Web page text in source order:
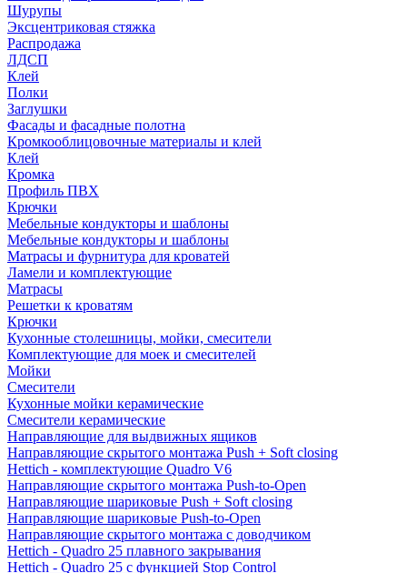
Шурупы
Эксцентриковая стяжка
Распродажа
ЛДСП
Клей
Полки
Заглушки
Фасады и фасадные полотна
Кромкооблицовочные материалы и клей
Клей
Кромка
Профиль ПВХ
Крючки
Мебельные кондукторы и шаблоны
Мебельные кондукторы и шаблоны
Матрасы и фурнитура для кроватей
Ламели и комплектующие
Матрасы
Решетки к кроватям
Крючки
Кухонные столешницы, мойки, смесители
Комплектующие для моек и смесителей
Мойки
Смесители
Кухонные мойки керамические
Смесители керамические
Направляющие для выдвижных ящиков
Направляющие скрытого монтажа Push + Soft closing
Hettich - комплектующие Quadro V6
Направляющие скрытого монтажа Push-to-Open
Направляющие шариковые Push + Soft closing
Направляющие шариковые Push-to-Open
Направляющие скрытого монтажа с доводчиком
Hettich - Quadro 25 плавного закрывания
Hettich - Quadro 25 с функцией Stop Control